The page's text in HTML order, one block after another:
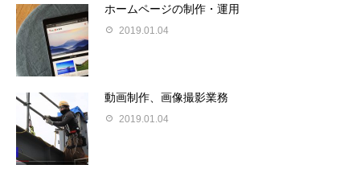
ホームページの制作・運用
2019.01.04
動画制作、画像撮影業務
2019.01.04